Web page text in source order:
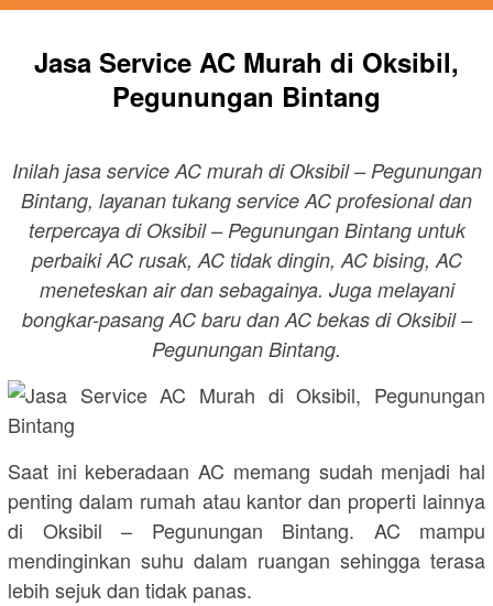
Jasa Service AC Murah di Oksibil,
Pegunungan Bintang
Inilah jasa service AC murah di Oksibil – Pegunungan
Bintang, layanan tukang service AC profesional dan
terpercaya di Oksibil – Pegunungan Bintang untuk
perbaiki AC rusak, AC tidak dingin, AC bising, AC
meneteskan air dan sebagainya. Juga melayani
bongkar-pasang AC baru dan AC bekas di Oksibil –
Pegunungan Bintang.
Saat ini keberadaan AC memang sudah menjadi hal
penting dalam rumah atau kantor dan properti lainnya
di Oksibil – Pegunungan Bintang. AC mampu
mendinginkan suhu dalam ruangan sehingga terasa
lebih sejuk dan tidak panas.